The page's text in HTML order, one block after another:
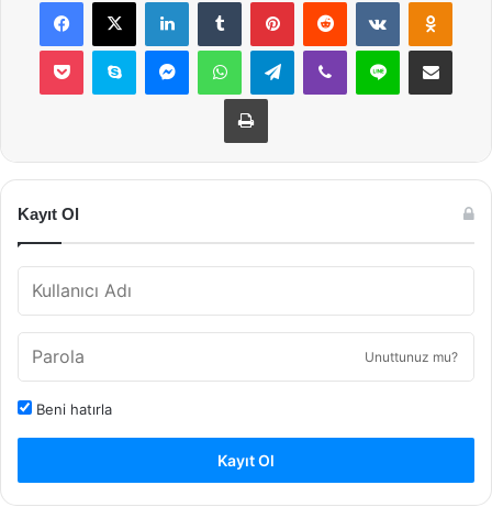
Pocket Skype MessengerWhatsAppTelegramViber Line E-Posta ile
Yazdır
Kayıt Ol
Unuttunuz mu?
Beni hatırla
Kayıt Ol